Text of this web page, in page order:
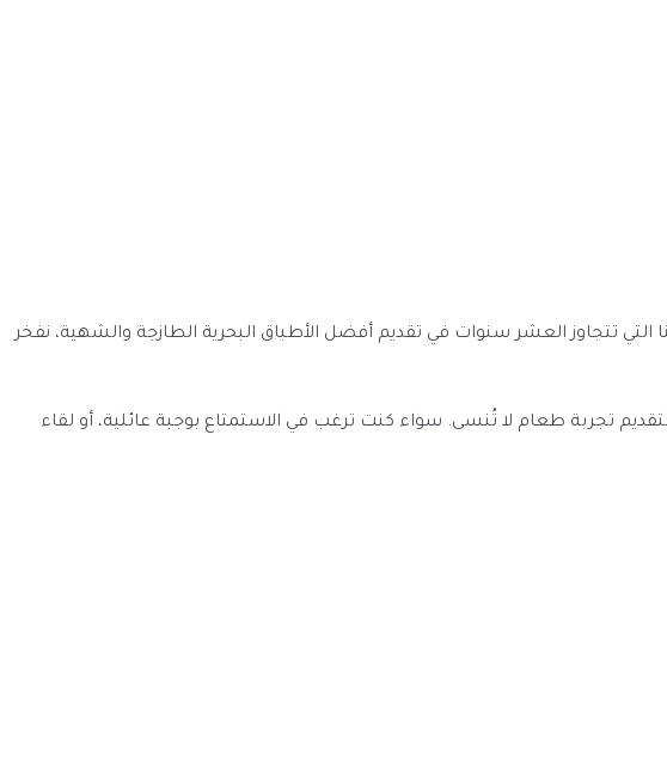
تتجاوز العشر سنوات في تقديم أفضل الأطباق البحرية الطازجة والشهية، نفخر
تجربة طعام لا تُنسى. سواء كنت ترغب في الاستمتاع بوجبة عائلية، أو لقاء